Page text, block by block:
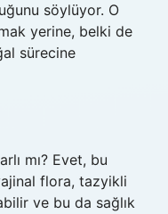
söylüyor. O
yerine, belki de
sürecine
mı? Evet, bu
flora, tazyikli
ve bu da sağlık